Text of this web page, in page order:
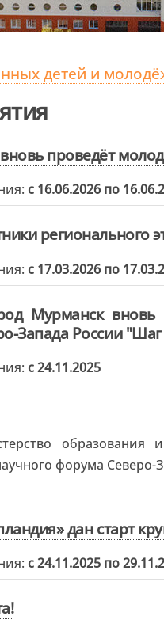
детей и
проведёт
с 16.06.2026 по
регионального
с 17.03.2026 по
Мурманск вновь
Запада России
с 24.11.2025
форума Северо-
дан старт
с 24.11.2025 по